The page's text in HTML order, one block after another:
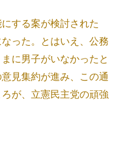
する案が検討された
った。とはいえ、公務
に男子がいなかったと
見集約が進み、この通
が、立憲民主党の頑強